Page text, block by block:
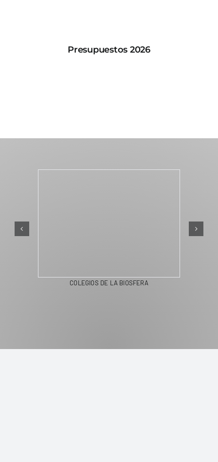
Presupuestos 2026
COLEGIOS DE LA BIOSFERA